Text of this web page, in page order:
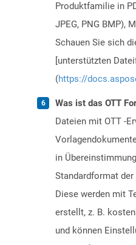
Produktfamilie in
JPEG, PNG BMP),
Schauen Sie sich
[unterstützten
(https://
Was ist das OTT
Dateien mit OTT -
in
Standardformat der
Diese werden mit
erstellt, z. B.
und können